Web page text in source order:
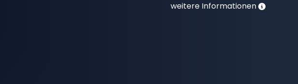
weitere Informationen